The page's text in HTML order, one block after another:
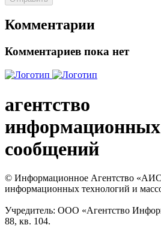
Комментарии
Комментариев пока нет
агентство
информационных
сообщений
© Информационное Агентство
информационных технологий и
Учредитель: ООО «Агентство
88, кв. 104.